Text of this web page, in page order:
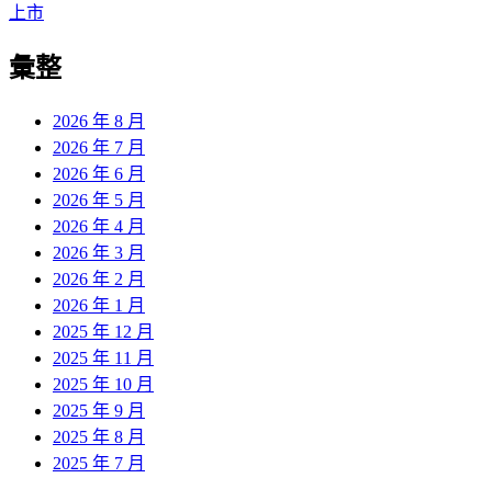
導
覽
上市
彙整
2026 年 8 月
2026 年 7 月
2026 年 6 月
2026 年 5 月
2026 年 4 月
2026 年 3 月
2026 年 2 月
2026 年 1 月
2025 年 12 月
2025 年 11 月
2025 年 10 月
2025 年 9 月
2025 年 8 月
2025 年 7 月